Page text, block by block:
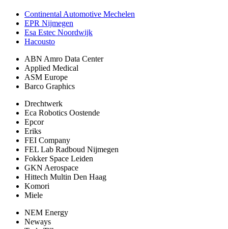
Continental Automotive Mechelen
EPR Nijmegen
Esa Estec Noordwijk
Hacousto
ABN Amro Data Center
Applied Medical
ASM Europe
Barco Graphics
Drechtwerk
Eca Robotics Oostende
Epcor
Eriks
FEI Company
FEL Lab Radboud Nijmegen
Fokker Space Leiden
GKN Aerospace
Hittech Multin Den Haag
Komori
Miele
NEM Energy
Neways